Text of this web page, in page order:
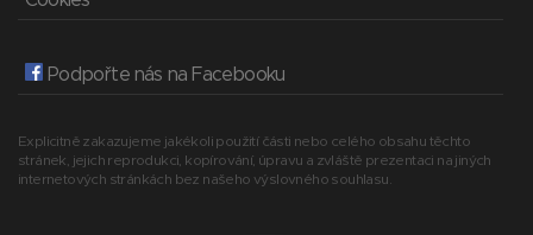
Podpořte nás na Facebooku
Explicitně zakazujeme jakékoli použití části nebo celého obsahu těchto
stránek, jejich reprodukci, kopírování, úpravu a zvláště prezentaci na jiných
internetových stránkách bez našeho výslovného souhlasu.